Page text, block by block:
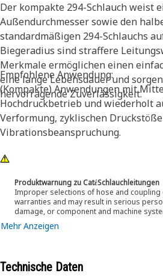
Der kompakte 294-Schlauch weist
Außendurchmesser sowie den
standardmäßigen 294-Schlauchs
Biegeradius sind straffere
Merkmale ermöglichen einen
eine lange Lebensdauer und
hervorragende Zuverlässigkeit.
Empfohlene Anwendung:
(Kompakte) Anwendungen mit
Hochdruckbetrieb und wiederholt
Verformung, zyklischen
Vibrationsbeanspruchung.
Produktwarnung zu CatέSchlauchleitungen
Improper selections of hose and
warranties and may result in serious
damage, or component and machine
Mehr Anzeigen
Technische Daten